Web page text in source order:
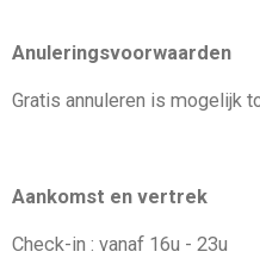
Anuleringsvoorwaarden
Gratis annuleren is mogelijk
Aankomst en vertrek
Check-in : vanaf 16u - 23u